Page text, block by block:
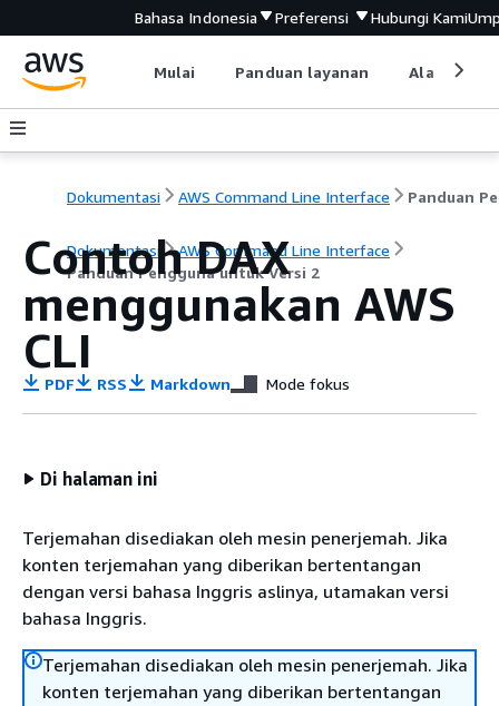
Bahasa Indonesia Preferensi Hubungi Kami
Mulai Panduan layanan Alat
Dokumentasi AWS Command Line Interface
Dokumentasi
AWS Command Line Interface
Panduan Pengguna untuk Versi 2
Contoh DAX
menggunakan AWS
CLI
PDF RSS Markdown Mode fokus
Di halaman ini
Terjemahan disediakan oleh mesin penerjemah. Jika
konten terjemahan yang diberikan bertentangan
dengan versi bahasa Inggris aslinya, utamakan versi
bahasa Inggris.
Terjemahan disediakan oleh mesin penerjemah. Jika
konten terjemahan yang diberikan bertentangan